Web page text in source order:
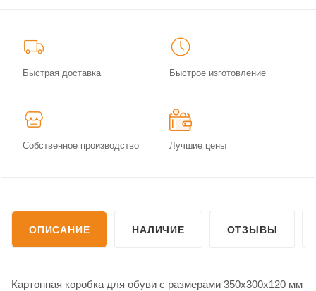
Быстрая доставка Быстрое изготовление
Собственное производство Лучшие цены
ОПИСАНИЕ НАЛИЧИЕ ОТЗЫВЫ
Картонная коробка для обуви с размерами 350х300х120 мм